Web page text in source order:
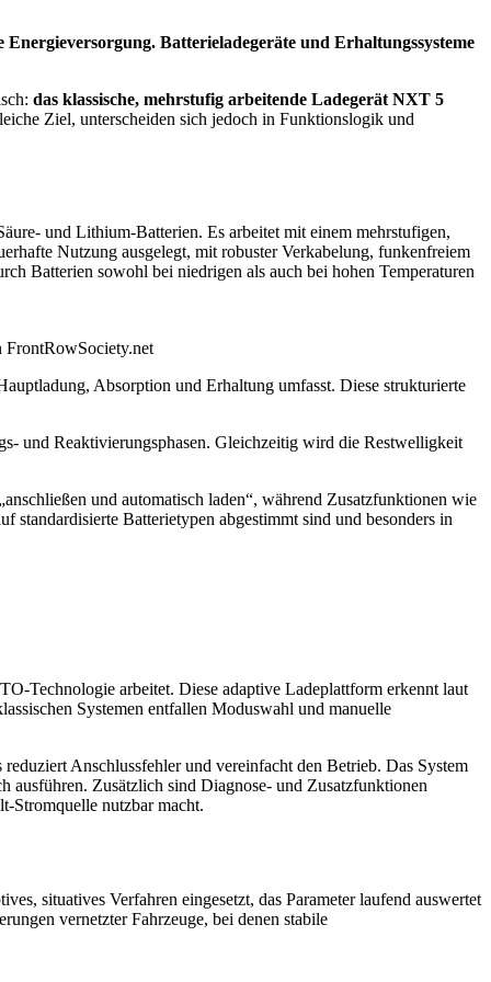
Batterieladegeräte und Erhaltungssysteme
das klassische, mehrstufig arbeitende Ladegerät NXT 5
Ziel, unterscheiden sich jedoch in Funktionslogik und
und Lithium-Batterien. Es arbeitet mit einem mehrstufigen,
Nutzung ausgelegt, mit robuster Verkabelung, funkenfreiem
Batterien sowohl bei niedrigen als auch bei hohen Temperaturen
Absorption und Erhaltung umfasst. Diese strukturierte
und Reaktivierungsphasen. Gleichzeitig wird die Restwelligkeit
und automatisch laden“, während Zusatzfunktionen wie
Batterietypen abgestimmt sind und besonders in
Technologie arbeitet. Diese adaptive Ladeplattform erkennt laut
Systemen entfallen Moduswahl und manuelle
Anschlussfehler und vereinfacht den Betrieb. Das System
ausführen. Zusätzlich sind Diagnose- und Zusatzfunktionen
Stromquelle nutzbar macht.
situatives Verfahren eingesetzt, das Parameter laufend auswertet
vernetzter Fahrzeuge, bei denen stabile